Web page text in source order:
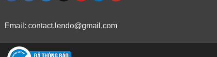
Email: contact.lendo@gmail.com